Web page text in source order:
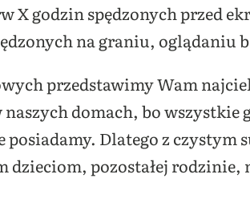
X godzin spędzonych przed
na graniu, oglądaniu
przedstawimy Wam
domach, bo wszystkie
posiadamy. Dlatego z
dzieciom, pozostałej rodzinie,